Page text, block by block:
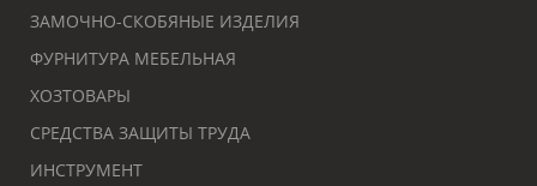
ЗАМОЧНО-СКОБЯНЫЕ ИЗДЕЛИЯ
ФУРНИТУРА МЕБЕЛЬНАЯ
ХОЗТОВАРЫ
СРЕДСТВА ЗАЩИТЫ ТРУДА
ИНСТРУМЕНТ